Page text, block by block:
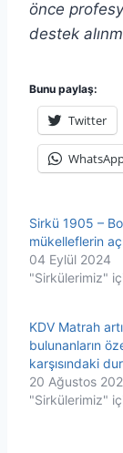
önce
destek
Bunu paylaş:
Twitter
Sirkü 1905 –
mükelleflerin
04 Eylül 2024
"Sirkülerimiz"
KDV Matrah
bulunanların
karşısındaki
20 Ağustos
"Sirkülerimiz"